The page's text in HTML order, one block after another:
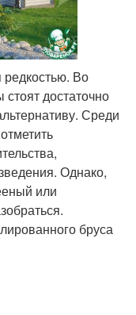
редкостью. Во
достаточно
Среди
Однако,
или
бруса